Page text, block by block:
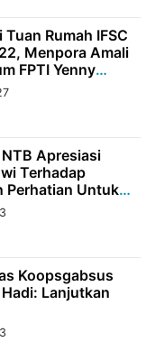
Rumah IFSC
Menpora Amali
FPTI Yenny
NTB Apresiasi
Terhadap
Perhatian Untuk
Koopsgabsus
Lanjutkan